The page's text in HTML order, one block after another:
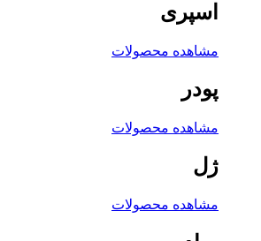
اسپری
مشاهده محصولات
پودر
مشاهده محصولات
ژل
مشاهده محصولات